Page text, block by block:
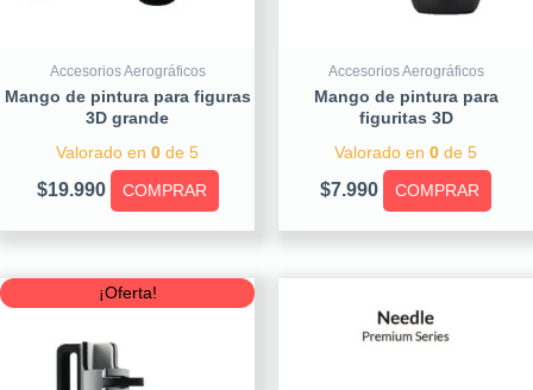
Accesorios Aerográficos
Mango de pintura para figuras
3D grande
Valorado en 0 de 5
$19.990 COMPRAR
Accesorios Aerográficos
Mango de pintura para
figuritas 3D
Valorado en 0 de 5
$7.990 COMPRAR
¡Oferta!Original
price
Current
price